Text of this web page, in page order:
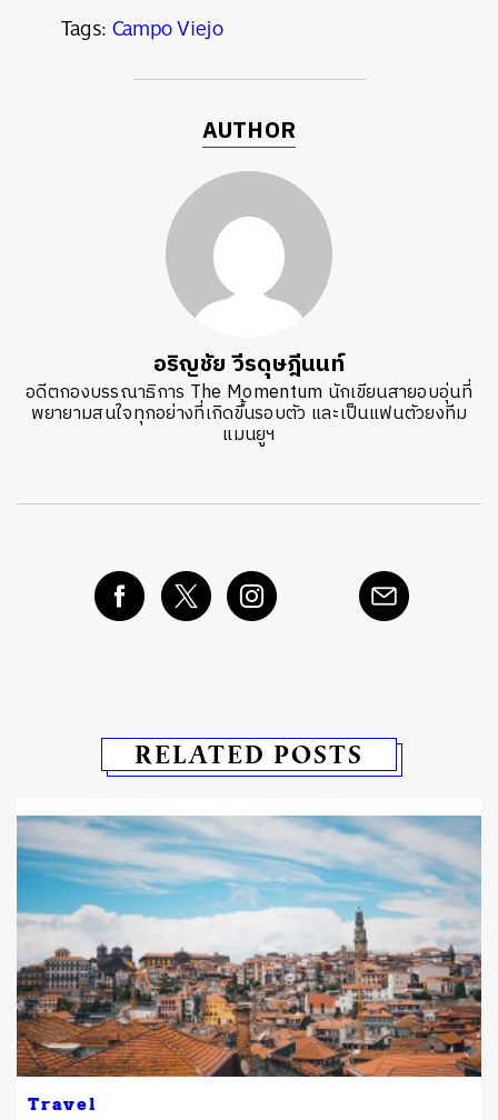
Tags:Campo Viejo
AUTHOR
อริญชัย วีรดุษฎีนนท์
อดีตกองบรรณาธิการ The Momentum นักเขียนสายอบอุ่นที่
พยายามสนใจทุกอย่างที่เกิดขึ้นรอบตัว และเป็นแฟนตัวยงทีม
แมนยูฯ
RELATED POSTS
Travel
ค้นหา
SHARE TWEET LINE EMAIL